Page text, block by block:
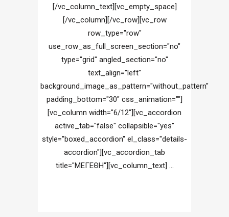
[/vc_column_text][vc_empty_space]
[/vc_column][/vc_row][vc_row
row_type="row"
use_row_as_full_screen_section="no"
type="grid" angled_section="no"
text_align="left"
background_image_as_pattern="without_pattern"
padding_bottom="30" css_animation=""]
[vc_column width="6/12"][vc_accordion
active_tab="false" collapsible="yes"
style="boxed_accordion" el_class="details-
accordion"][vc_accordion_tab
title="ΜΕΓΕΘΗ"][vc_column_text] ...